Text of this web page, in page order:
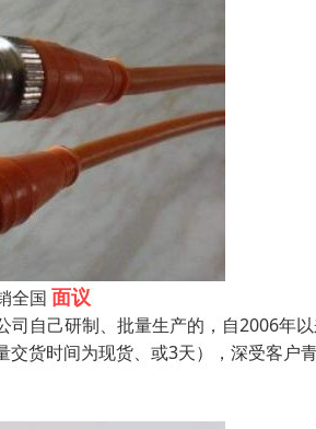
全国 面议
司自己研制、批量生产的，自2006年
交货时间为现货、或3天），深受客户